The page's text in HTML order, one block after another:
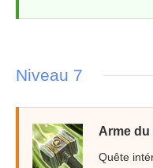
Niveau 7
Arme du
Quête